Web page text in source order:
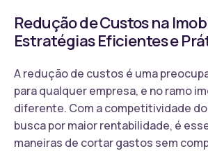
Redução de Custos na
Estratégias Eficientes e
A redução de custos é uma
para qualquer empresa, e no ramo
diferente. Com a competitividade
busca por maior rentabilidade, é
maneiras de cortar gastos sem